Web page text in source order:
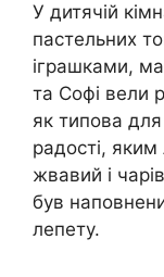
У дитячій
пастельних
іграшками,
та Софі вели
як типова для
радості,
жвавий і
був
лепету.